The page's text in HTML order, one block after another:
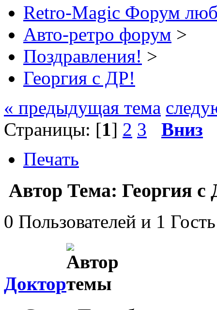
Retro-Magic Форум
Авто-ретро форум >
Поздравления! >
Георгия с ДР!
« предыдущая тема
Страницы: [1] 2 3
Вниз
Печать
Автор Тема: Георгия
0 Пользователей и 1
Доктор